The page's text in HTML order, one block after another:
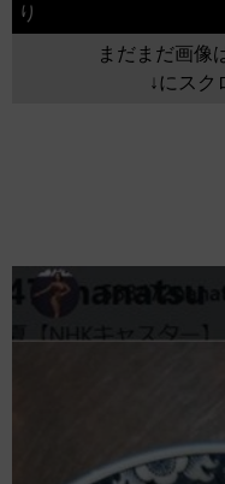
り
まだまだ画像
↓にスク